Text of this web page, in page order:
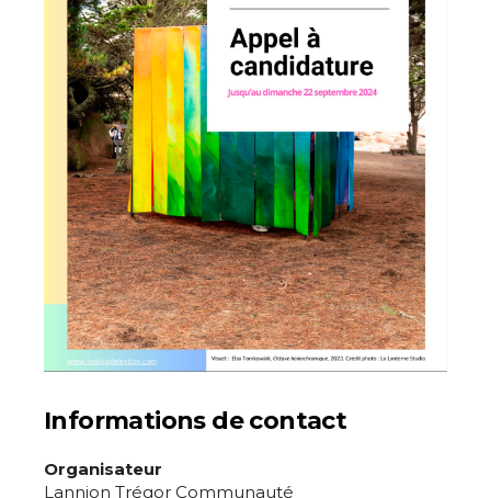
Informations de contact
Organisateur
Lannion Trégor Communauté